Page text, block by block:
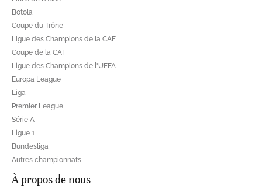
Botola
Coupe du Trône
Ligue des Champions de la CAF
Coupe de la CAF
Ligue des Champions de l'UEFA
Europa League
Liga
Premier League
Série A
Ligue 1
Bundesliga
Autres championnats
À propos de nous